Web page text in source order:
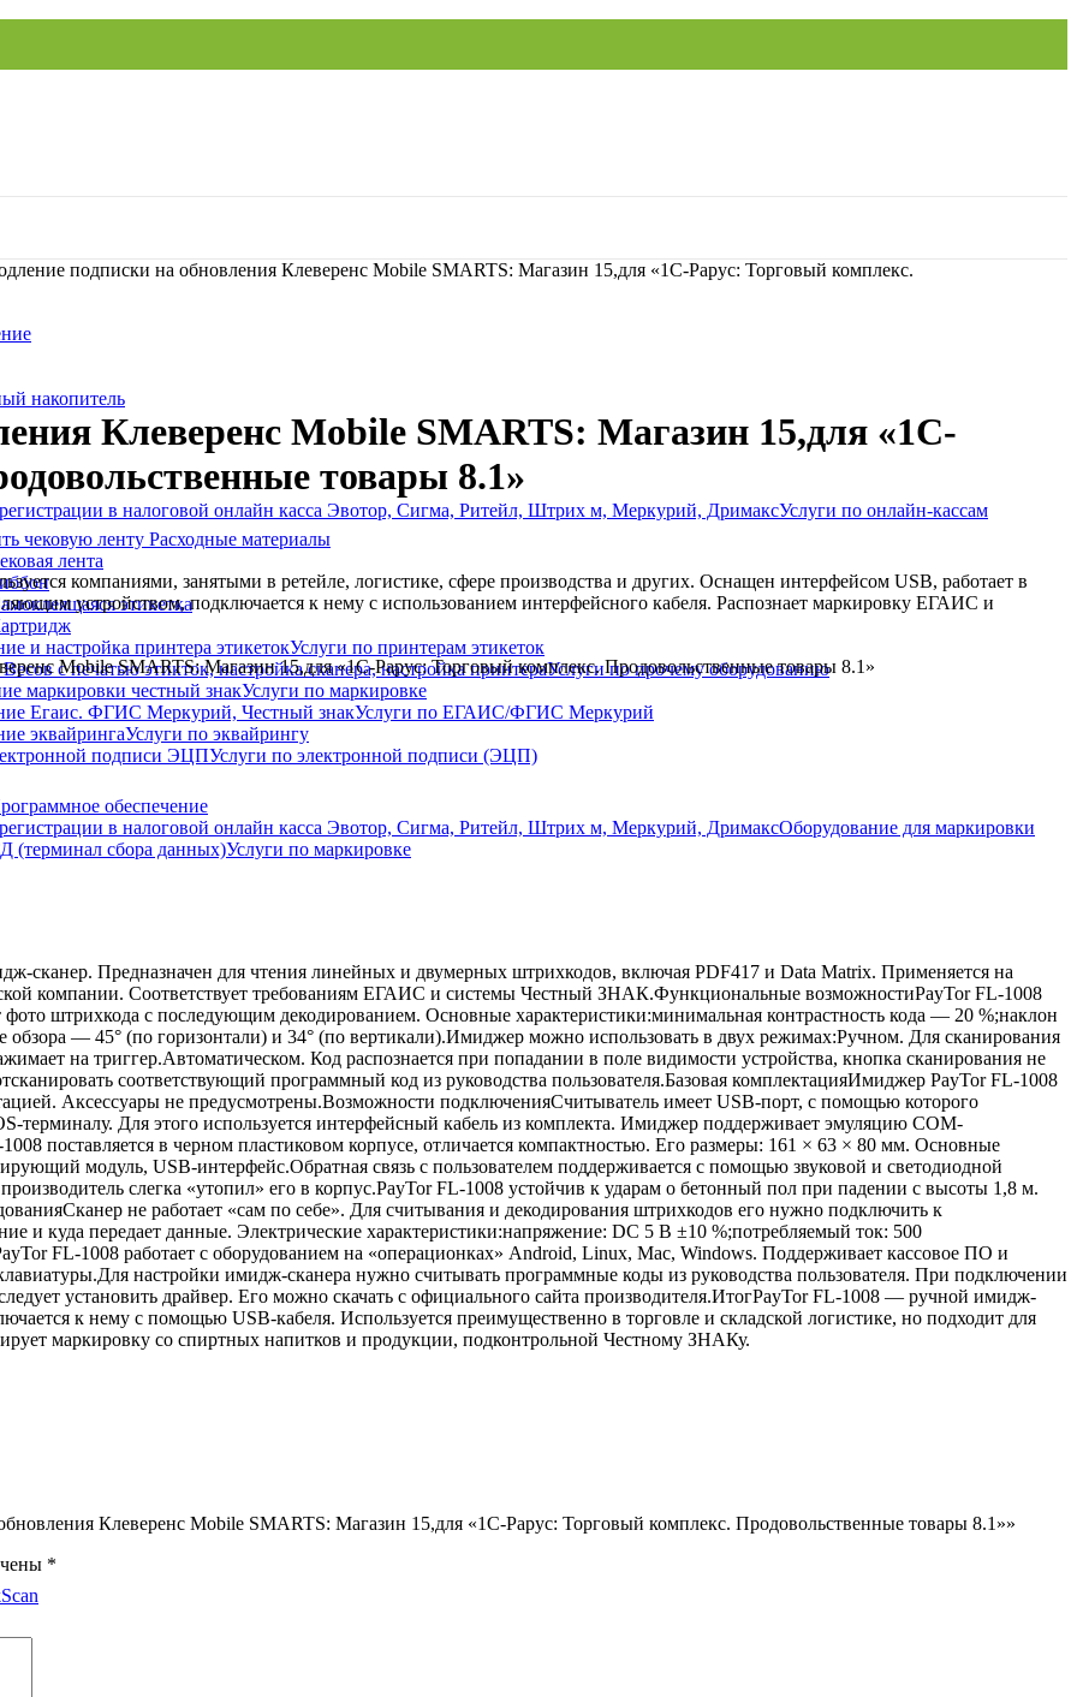
накопитель
Услуги по онлайн-кассам
Расходные материалы
лента
этикетка
Услуги по принтерам этикеток
Услуги по прочему оборудованию
Услуги по маркировке
Услуги по ЕГАИС/ФГИС Меркурий
Услуги по эквайрингу
Услуги по электронной подписи (ЭЦП)
Оборудование для маркировки
Услуги по маркировке
подписки на обновления Клеверенс Mobile SMARTS: Магазин 15,для «1С-Рарус: Торговый комплекс.
Клеверенс Mobile SMARTS: Магазин 15,для «1С-
товары 8.1»
компаниями, занятыми в ретейле, логистике, сфере производства и других. Оснащен интерфейсом USB, работает в
устройством, подключается к нему с использованием интерфейсного кабеля. Распознает маркировку ЕГАИС и
Mobile SMARTS: Магазин 15,для «1С-Рарус: Торговый комплекс. Продовольственные товары 8.1»
обеспечение
сканер. Предназначен для чтения линейных и двумерных штрихкодов, включая PDF417 и Data Matrix. Применяется на
компании. Соответствует требованиям ЕГАИС и системы Честный ЗНАК.Функциональные возможностиPayTor FL-1008
штрихкода с последующим декодированием. Основные характеристики:минимальная контрастность кода — 20 %;наклон
— 45° (по горизонтали) и 34° (по вертикали).Имиджер можно использовать в двух режимах:Ручном. Для сканирования
на триггер.Автоматическом. Код распознается при попадании в поле видимости устройства, кнопка сканирования не
соответствующий программный код из руководства пользователя.Базовая комплектацияИмиджер PayTor FL-1008
Аксессуары не предусмотрены.Возможности подключенияСчитыватель имеет USB-порт, с помощью которого
Для этого используется интерфейсный кабель из комплекта. Имиджер поддерживает эмуляцию COM-
поставляется в черном пластиковом корпусе, отличается компактностью. Его размеры: 161 × 63 × 80 мм. Основные
модуль, USB-интерфейс.Обратная связь с пользователем поддерживается с помощью звуковой и светодиодной
слегка «утопил» его в корпус.PayTor FL-1008 устойчив к ударам о бетонный пол при падении с высоты 1,8 м.
не работает «сам по себе». Для считывания и декодирования штрихкодов его нужно подключить к
и куда передает данные. Электрические характеристики:напряжение: DC 5 В ±10 %;потребляемый ток: 500
FL-1008 работает с оборудованием на «операционках» Android, Linux, Mac, Windows. Поддерживает кассовое ПО и
настройки имидж-сканера нужно считывать программные коды из руководства пользователя. При подключении
установить драйвер. Его можно скачать с официального сайта производителя.ИтогPayTor FL-1008 — ручной имидж-
к нему с помощью USB-кабеля. Используется преимущественно в торговле и складской логистике, но подходит для
маркировку со спиртных напитков и продукции, подконтрольной Честному ЗНАКу.
Клеверенс Mobile SMARTS: Магазин 15,для «1С-Рарус: Торговый комплекс. Продовольственные товары 8.1»»
*